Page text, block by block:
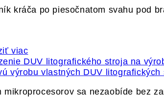
kráča po piesočnatom svahu pod
viac
výrobu vlastných DUV
mikroprocesorov sa nezaobíde bez